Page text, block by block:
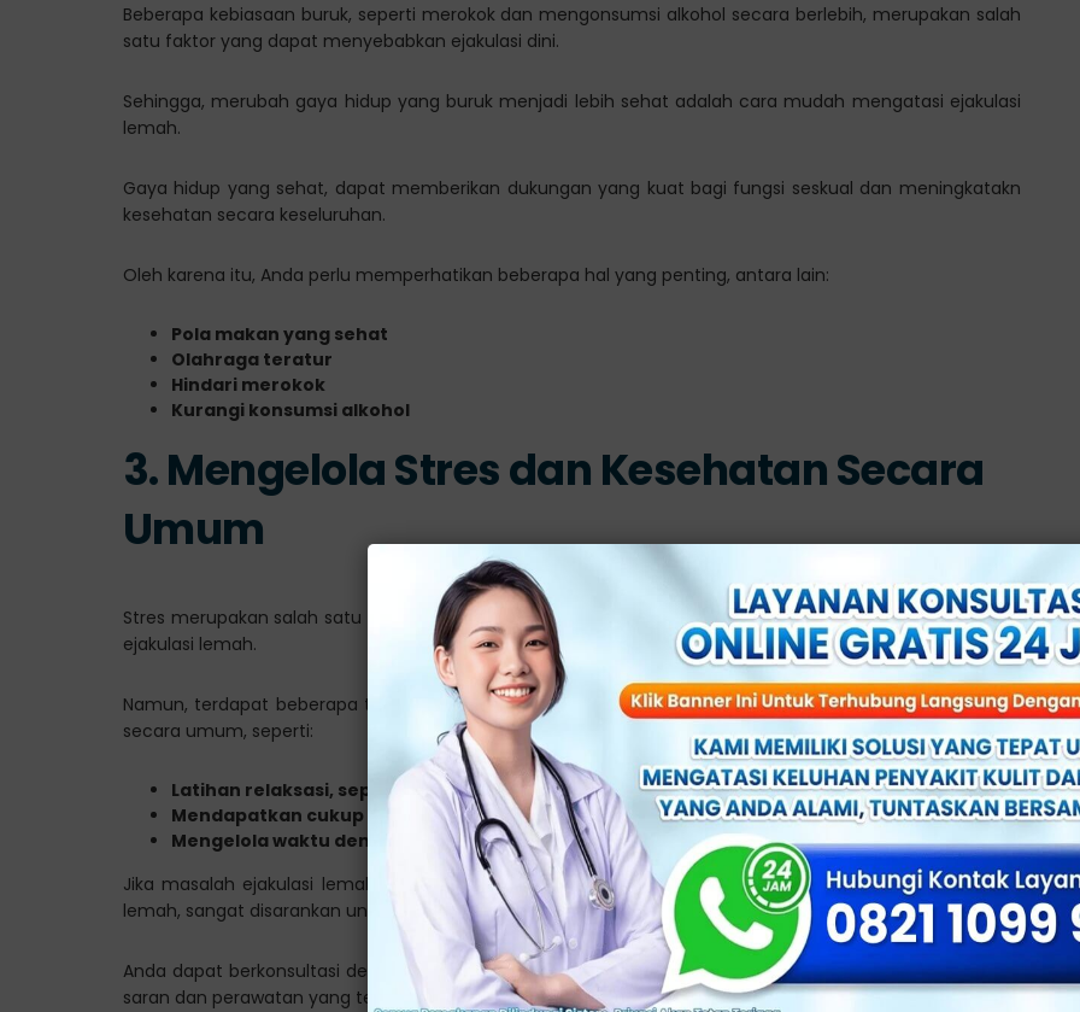
Beberapa kebiasaan buruk, seperti merokok dan mengonsumsi alkohol secara berlebih, merupakan salah
satu faktor yang dapat menyebabkan ejakulasi dini.
Sehingga, merubah gaya hidup yang buruk menjadi lebih sehat adalah cara mudah mengatasi ejakulasi
lemah.
Gaya hidup yang sehat, dapat memberikan dukungan yang kuat bagi fungsi seskual dan meningkatakn
kesehatan secara keseluruhan.
Oleh karena itu, Anda perlu memperhatikan beberapa hal yang penting, antara lain:
Pola makan yang sehat
Olahraga teratur
Hindari merokok
Kurangi konsumsi alkohol
3. Mengelola Stres dan Kesehatan Secara
Umum
Stres merupakan salah satu faktor utama yang dapat menyebabkan berbagaigangguan seksual, seperti
ejakulasi lemah.
Namun, terdapat beberapa tips yang dapat membantu untuk mengatasi stres dan menjaga kesehatan
secara umum, seperti:
Latihan relaksasi, seperti meditasi atau yoga
Mendapatkan cukup tidur setiap malam
Mengelola waktu dengan baik
Jika masalah ejakulasi lemah terus berlanjut meski telah mencobat berbagai cara mengatasi ejakulasi
lemah, sangat disarankan untuk segera berkonsultasi dengan dokter.
Anda dapat berkonsultasi dengan dokter berpengalaman diKlinik Utama Sentosa, guna mendapatkan
saran dan perawatan yang tepat.